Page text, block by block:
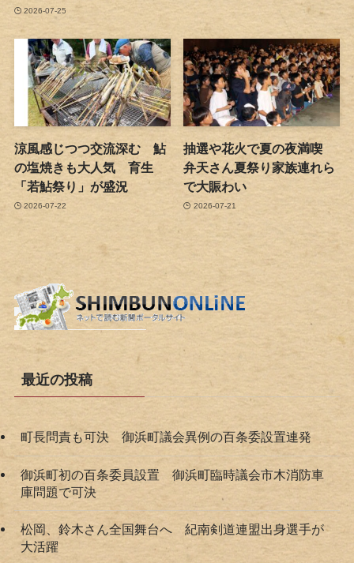
2026-07-25
涼風感じつつ交流深む 鮎
の塩焼きも大人気 育生
「若鮎祭り」が盛況
2026-07-22
抽選や花火で夏の夜満喫
弁天さん夏祭り家族連れら
で大賑わい
2026-07-21
最近の投稿
町長問責も可決 御浜町議会異例の百条委設置連発
御浜町初の百条委員設置 御浜町臨時議会市木消防車
庫問題で可決
松岡、鈴木さん全国舞台へ 紀南剣道連盟出身選手が
大活躍